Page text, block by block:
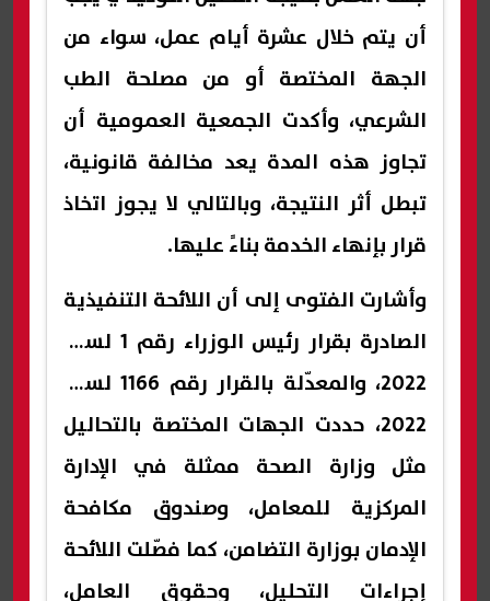
أن يتم خلال عشرة أيام عمل، سواء من
الجهة المختصة أو من مصلحة الطب
الشرعي، وأكدت الجمعية العمومية أن
تجاوز هذه المدة يعد مخالفة قانونية،
تبطل أثر النتيجة، وبالتالي لا يجوز اتخاذ
قرار بإنهاء الخدمة بناءً عليها.
وأشارت الفتوى إلى أن اللائحة التنفيذية
الصادرة بقرار رئيس الوزراء رقم 1 لسنة
2022، والمعدّلة بالقرار رقم 1166 لسنة
2022، حددت الجهات المختصة بالتحاليل
مثل وزارة الصحة ممثلة في الإدارة
المركزية للمعامل، وصندوق مكافحة
الإدمان بوزارة التضامن، كما فصّلت اللائحة
إجراءات التحليل، وحقوق العامل،